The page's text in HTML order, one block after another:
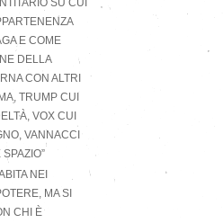
SU CUI
E COME
DELLA
CON ALTRI
TRUMP CUI
VOX CUI
VANNACCI
NEI
MA SI
CHI È